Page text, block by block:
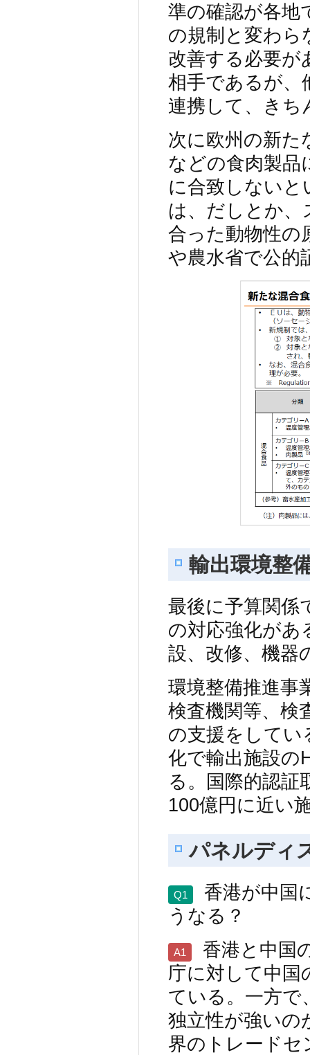
準の確認が各地
の規制と変わら
改善する必要が
相手であるが、
連携して、きち
次に欧州の新た
などの食肉製品
に合致しない
は、だしとか、
合った動物性の
や農水省で公的
輸出環境整
最後に予算関係
の対応強化があ
設、改修、機器
環境整備推進事
検査機関等、検
の支援をしてい
化で輸出施設の
る。国際的認証
100億円に近い
パネルディ
Q1
香港が中国
うなる？
A1
香港と中国
庁に対して中国
ている。一方で
独立性が強いの
界のトレードセ